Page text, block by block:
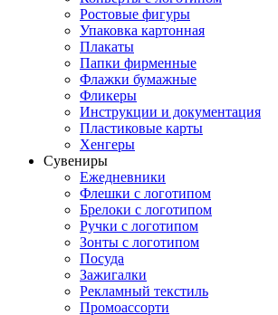
Ростовые фигуры
Упаковка картонная
Плакаты
Папки фирменные
Флажки бумажные
Фликеры
Инструкции и документация
Пластиковые карты
Хенгеры
Сувениры
Ежедневники
Флешки с логотипом
Брелоки с логотипом
Ручки с логотипом
Зонты с логотипом
Посуда
Зажигалки
Рекламный текстиль
Промоассорти